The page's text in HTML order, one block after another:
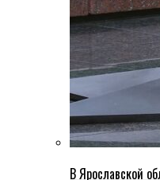
В Ярославской